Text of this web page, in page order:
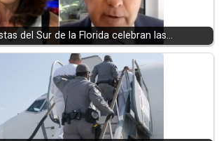
del Sur de la Florida celebran las…